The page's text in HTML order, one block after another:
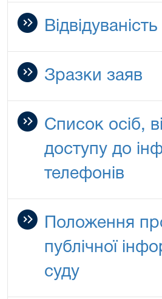
Відвідуваність
Зразки заяв
Список осіб,
доступу до
телефонів
Положення
публічної
суду